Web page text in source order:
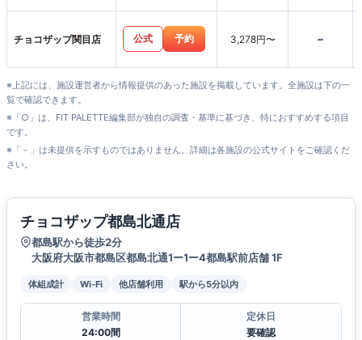
チョコザップ関目店 公式 予約 3,278円〜 -
※上記には、施設運営者から情報提供のあった施設を掲載しています。全施設は下の一
覧で確認できます。
※「○」は、FIT PALETTE編集部が独自の調査・基準に基づき、特におすすめする項目
です。
※「－」は未提供を示すものではありません。詳細は各施設の公式サイトをご確認くだ
さい。
チョコザップ都島北通店
都島駅から徒歩2分
大阪府大阪市都島区都島北通1ー1ー4都島駅前店舗 1F
体組成計 Wi-Fi 他店舗利用 駅から5分以内
営業時間
24:00間
定休日
要確認